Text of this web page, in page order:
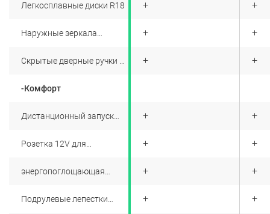
Легкосплавные диски R18
Наружные зеркала
Скрытые дверные ручки с
подсветкой
-Комфорт
Дистанционный запуск
Розетка 12V для
энергопоглощающая
Подрулевые лепестки
+
+
+
+
+
+
+
+
+
+
+
+
+
+
+
+
+
+
+
+
+